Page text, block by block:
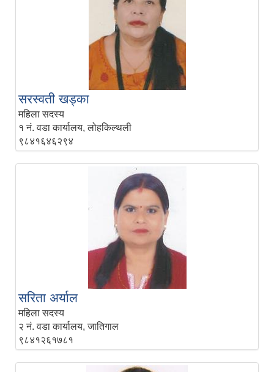
सरस्वती खड्का
महिला सदस्य
१ नं. वडा कार्यालय, लोहकिल्थली
९८४१६४६२९४
सरिता अर्याल
महिला सदस्य
२ नं. वडा कार्यालय, जातिगाल
९८४१२६१७८१